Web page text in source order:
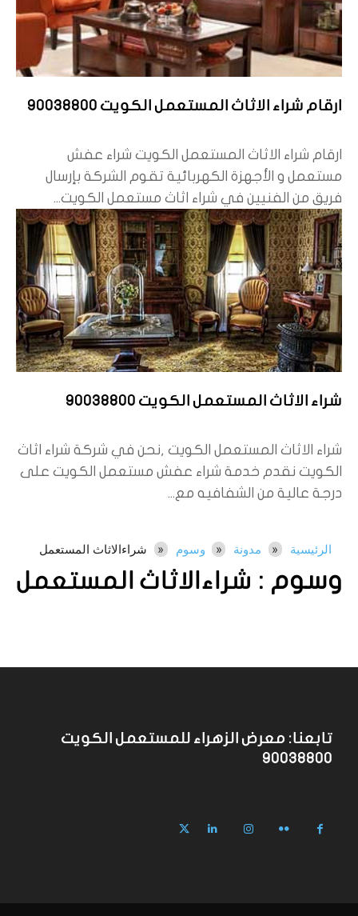
وسوم : شراءالاثاث المستعمل
الرئيسية مدونة وسوم شراءالاثاث المستعمل
ارقام شراء الاثاث المستعمل الكويت 90038800
ارقام شراء الاثاث المستعمل الكويت شراء عفش
مستعمل و الأجهزة الكهربائية تقوم الشركة بإرسال
فريق من الفنيين في شراء اثاث مستعمل الكويت...
شراء الاثاث المستعمل الكويت 90038800
شراء الاثاث المستعمل الكويت ,نحن في شركة شراء اثاث
الكويت نقدم خدمة شراء عفش مستعمل الكويت على
درجة عالية من الشفافيه مع...
تابعنا: معرض الزهراء للمستعمل الكويت
90038800